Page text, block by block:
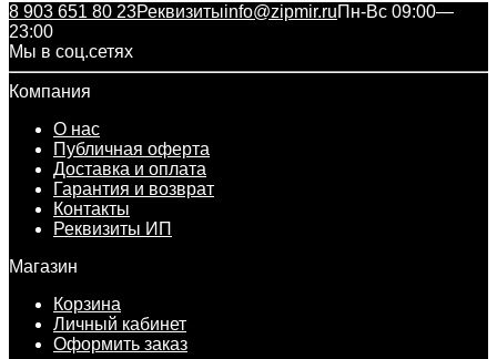
8 903 651 80 23Реквизитыinfo@zipmir.ruПн-Вс 09:00—
23:00
Мы в соц.сетях
Компания
О нас
Публичная оферта
Доставка и оплата
Гарантия и возврат
Контакты
Реквизиты ИП
Магазин
Корзина
Личный кабинет
Оформить заказ